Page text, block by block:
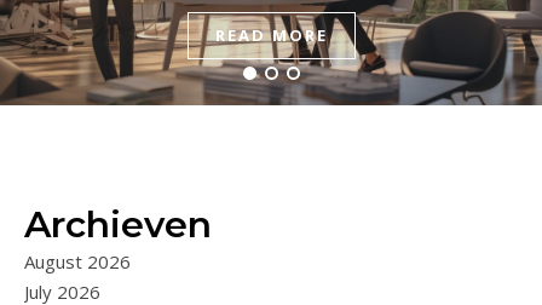
READ MORE
BEÏNVLOEDEN
READ MORE
READ MORE
Archieven
August 2026
July 2026